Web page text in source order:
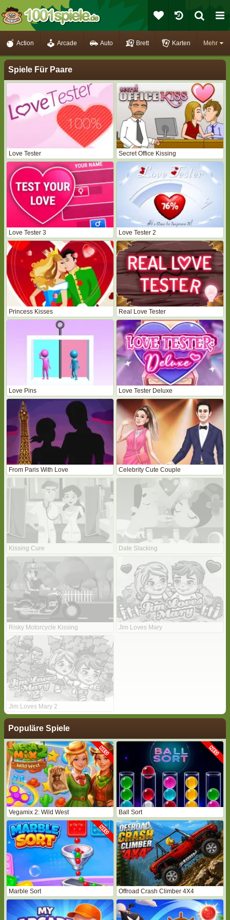
Mehr
Action Arcade Auto Brett Karten
Spiele Für Paare
Love Tester Secret Office Kissing
Love Tester 3 Love Tester 2
Princess Kisses Real Love Tester
Love Pins Love Tester Deluxe
From Paris With Love Celebrity Cute Couple
Kissing Cure Date Slacking
Risky Motorcycle Kissing Jim Loves Mary
Jim Loves Mary 2
Populäre Spiele
Vegamix 2: Wild West Ball Sort
Marble Sort Offroad Crash Climber 4X4